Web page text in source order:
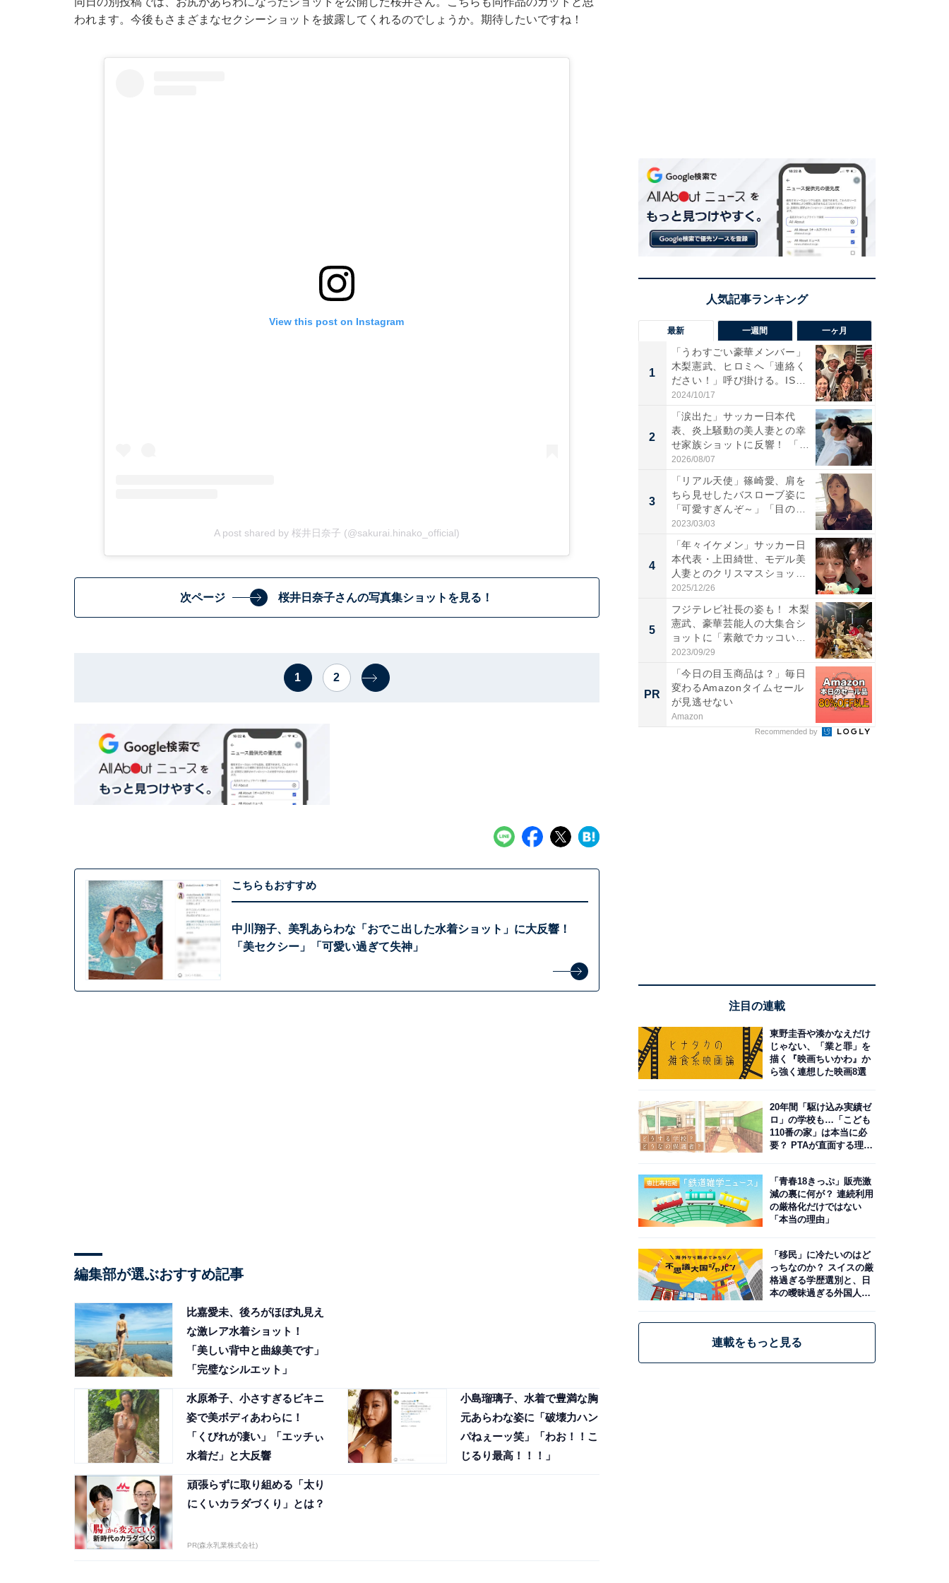
われます。今後もさまざまなセクシーショットを披露してくれるのでしょうか。期待したいですね！
View this post on Instagram
A post shared by 桜井日奈子 (@sakurai.hinako_official)
次ページ 桜井日奈子さんの写真集ショットを見る！
1 2
こちらもおすすめ
中川翔子、美乳あらわな「おでこ出した水着ショット」に大反響！
「美セクシー」「可愛い過ぎて失神」
編集部が選ぶおすすめ記事
比嘉愛未、後ろがほぼ丸見え
な激レア水着ショット！
「美しい背中と曲線美です」
「完璧なシルエット」
水原希子、小さすぎるビキニ
姿で美ボディあわらに！
「くびれが凄い」「エッチぃ
水着だ」と大反響
小島瑠璃子、水着で豊満な胸
元あらわな姿に「破壊力ハン
パねぇーッ笑」「わお！！こ
じるり最高！！！」
頑張らずに取り組める「太り
にくいカラダづくり」とは？
PR(森永乳業株式会社)
最新 一週間 一ヶ月
1
「うわすごい豪華メンバー」
木梨憲武、ヒロミへ「連絡く
ださい！」呼び掛ける。IS
S...
2024/10/17
2
「涙出た」サッカー日本代
表、炎上騒動の美人妻との幸
せ家族ショットに反響！ 「最
高...
2026/08/07
3
「リアル天使」篠崎愛、肩を
ちら見せしたバスローブ姿に
「可愛すぎんぞ～」「目の表
情...
2023/03/03
4
「年々イケメン」サッカー日
本代表・上田綺世、モデル美
人妻とのクリスマスショット
に...
2025/12/26
5
フジテレビ社長の姿も！ 木梨
憲武、豪華芸能人の大集合シ
ョットに「素敵でカッコい
い...
2023/09/29
PR
「今日の目玉商品は？」毎日
変わるAmazonタイムセール
が見逃せない
Amazon
Recommended by
注目の連載
東野圭吾や湊かなえだけ
じゃない、「業と罪」を
描く『映画ちいかわ』か
ら強く連想した映画8選
20年間「駆け込み実績ゼ
ロ」の学校も…「こども
110番の家」は本当に必
要？ PTAが直面する理想
「青春18きっぷ」販売激
減の裏に何が？ 連続利用
の厳格化だけではない
「本当の理由」
「移民」に冷たいのはど
っちなのか？ スイスの厳
格過ぎる学歴選別と、日
本の曖昧過ぎる外国人政
連載をもっと見る